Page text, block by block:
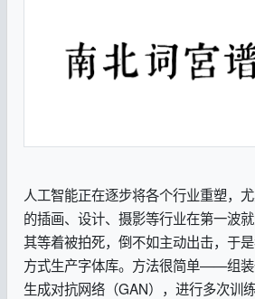
人工智能正在逐步将各个行业重塑，
的插画、设计、摄影等行业在第一波
其等着被拍死，倒不如主动出击，于
方式生产字体库。方法很简单——组
生成对抗网络（GAN），进行多次训